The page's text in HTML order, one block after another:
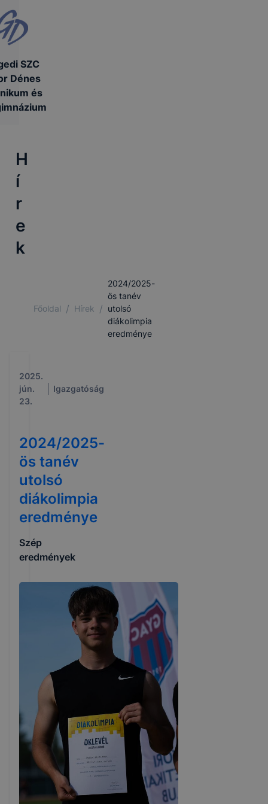
SZC
Dénes
és
H
í
r
e
k
Főoldal / Hírek /
2024/2025-
ös tanév
utolsó
diákolimpia
eredménye
2025.
jún.
23.
Igazgatóság
2024/2025-
ös tanév
utolsó
diákolimpia
eredménye
Szép
eredmények